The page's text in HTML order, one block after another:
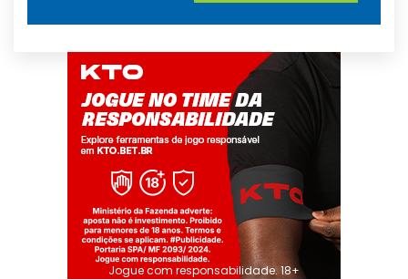
Jogue com responsabilidade. 18+